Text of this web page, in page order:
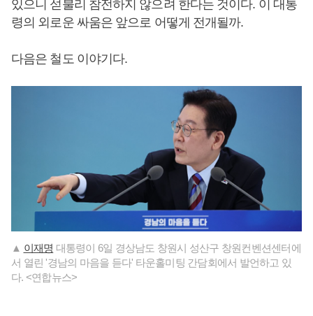
있으니 섣불리 참전하지 않으려 한다는 것이다. 이 대통
령의 외로운 싸움은 앞으로 어떻게 전개될까.
다음은 철도 이야기다.
▲ 이재명 대통령이 6일 경상남도 창원시 성산구 창원컨벤션센터에
서 열린 '경남의 마음을 듣다' 타운홀미팅 간담회에서 발언하고 있
다. <연합뉴스>